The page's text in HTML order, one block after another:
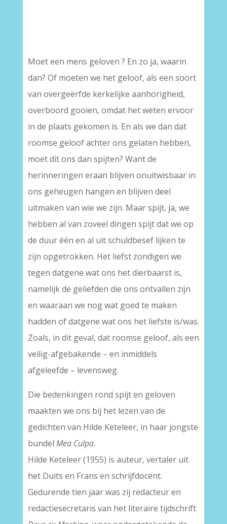
Moet een mens geloven ? En zo ja, waarin
dan? Of moeten we het geloof, als een soort
van overgeërfde kerkelijke aanhorigheid,
overboord gooien, omdat het weten ervoor
in de plaats gekomen is. En als we dan dat
roomse geloof achter ons gelaten hebben,
moet dit ons dan spijten? Want de
herinneringen eraan blijven onuitwisbaar in
ons geheugen hangen en blijven deel
uitmaken van wie we zijn. Maar spijt, ja, we
hebben al van zoveel dingen spijt dat we op
de duur één en al uit schuldbesef lijken te
zijn opgetrokken. Het liefst zondigen we
tegen datgene wat ons het dierbaarst is,
namelijk de geliefden die ons ontvallen zijn
en waaraan we nog wat goed te maken
hadden of datgene wat ons het liefste is/was.
Zoals, in dit geval, dat roomse geloof, als een
veilig-afgebakende – en inmiddels
afgeleefde – levensweg.
Die bedenkingen rond spijt en geloven
maakten we ons bij het lezen van de
gedichten van Hilde Keteleer, in haar jongste
bundel Mea Culpa.
Hilde Keteleer (1955) is auteur, vertaler uit
het Duits en Frans en schrijfdocent.
Gedurende tien jaar was zij redacteur en
redactiesecretaris van het literaire tijdschrift